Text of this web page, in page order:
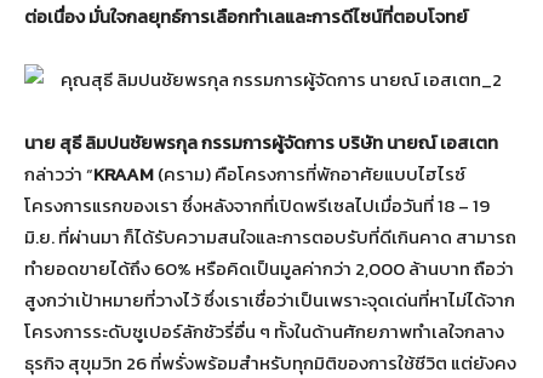
ต่อเนื่อง มั่นใจกลยุทธ์การเลือกทำเลและการดีไซน์ที่ตอบโจทย์
นาย สุธี ลิมปนชัยพรกุล กรรมการผู้จัดการ บริษัท นายณ์ เอสเตท
กล่าวว่า “KRAAM(คราม) คือโครงการที่พักอาศัยแบบไฮไรซ์
โครงการแรกของเรา ซึ่งหลังจากที่เปิดพรีเซลไปเมื่อวันที่ 18 – 19
มิ.ย. ที่ผ่านมา ก็ได้รับความสนใจและการตอบรับที่ดีเกินคาด สามารถ
ทำยอดขายได้ถึง 60% หรือคิดเป็นมูลค่ากว่า 2,000 ล้านบาท ถือว่า
สูงกว่าเป้าหมายที่วางไว้ ซึ่งเราเชื่อว่าเป็นเพราะจุดเด่นที่หาไม่ได้จาก
โครงการระดับซูเปอร์ลักชัวรี่อื่น ๆ ทั้งในด้านศักยภาพทำเลใจกลาง
ธุรกิจ สุขุมวิท 26 ที่พรั่งพร้อมสำหรับทุกมิติของการใช้ชีวิต แต่ยังคง